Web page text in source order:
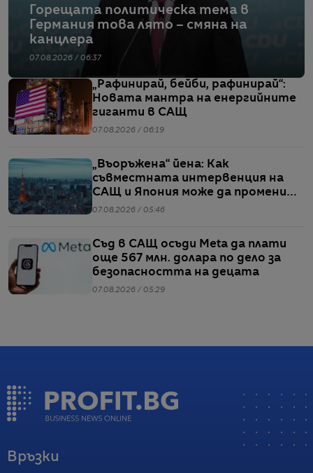
Горещата политическа тема в
Германия това лято – смяна на
канцлера
07.08.2026 / 06:37
„Рафинирай, бейби, рафинирай“:
Новата мантра на енергийните
гиганти в САЩ
07.08.2026 / 06:19
„Въоръжена“ йена: Как
съвместната интервенция на
САЩ и Япония може да промени
глобалните валутни пазари
07.08.2026 / 05:46
Съд в САЩ осъди Meta да плати
още 567 млн. долара по дело за
безопасността на децата
07.08.2026 / 05:29
Връзки